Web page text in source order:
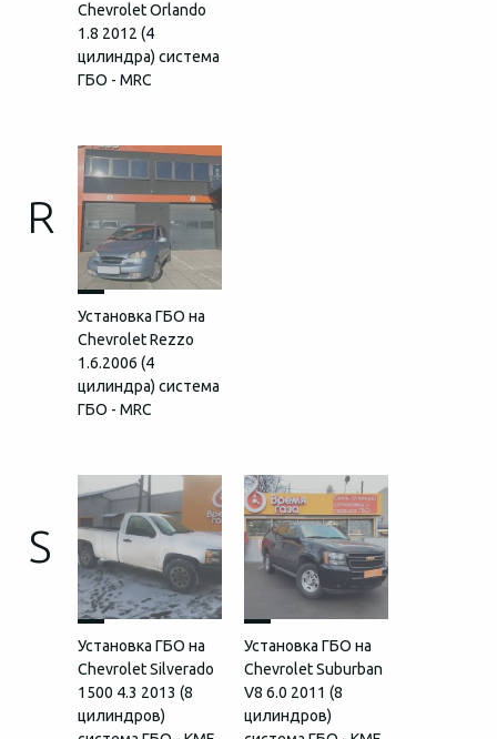
Chevrolet Orlando
1.8 2012 (4
цилиндра) система
ГБО - MRC
R
Установка ГБО на
Chevrolet Rezzo
1.6.2006 (4
цилиндра) система
ГБО - MRC
S
Установка ГБО на
Chevrolet Silverado
1500 4.3 2013 (8
цилиндров)
Установка ГБО на
Chevrolet Suburban
V8 6.0 2011 (8
цилиндров)